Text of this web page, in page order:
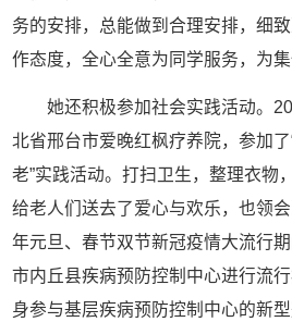
务的安排，总能做到合理安排，细
作态度，全心全意为同学服务，为集
她还积极参加社会实践活动。
北省邢台市爱晚红枫疗养院，参加
老”实践活动。打扫卫生，整理衣物
给老人们送去了爱心与欢乐，也领
年元旦、春节双节新冠疫情大流行
市内丘县疾病预防控制中心进行流
身参与基层疾病预防控制中心的新